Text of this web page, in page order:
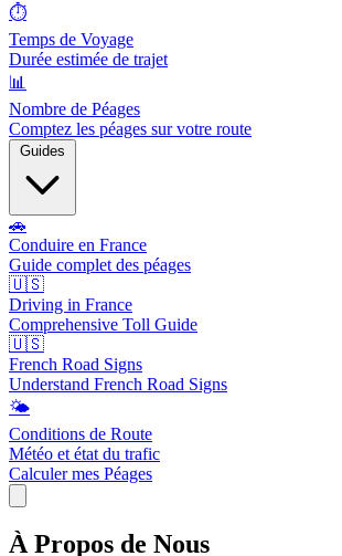
⏱️
Temps de Voyage
Durée estimée de trajet
📊
Nombre de Péages
Comptez les péages sur votre route
Guides
🚗
Conduire en France
Guide complet des péages
🇺🇸
Driving in France
Comprehensive Toll Guide
🇺🇸
French Road Signs
Understand French Road Signs
🌤️
Conditions de Route
Météo et état du trafic
Calculer mes Péages
À Propos de Nous